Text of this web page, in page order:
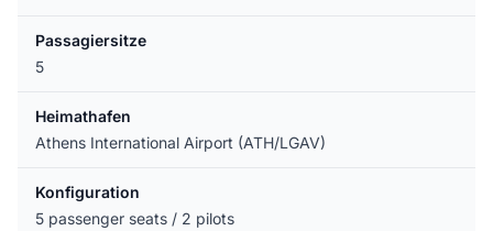
Passagiersitze
5
Heimathafen
Athens International Airport (ATH/LGAV)
Konfiguration
5 passenger seats / 2 pilots